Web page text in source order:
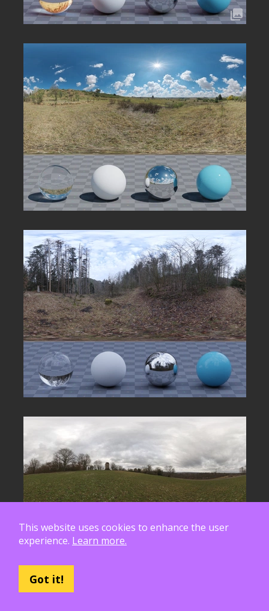
This website uses cookies to enhance the user
experience. Learn more.
Got it!